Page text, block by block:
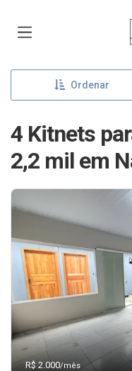
Ordenar
4 Kitnets
2,2 mil em
R$ 2.000/mês